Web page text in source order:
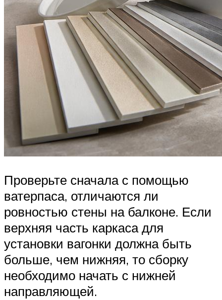
Проверьте сначала с помощью
ватерпаса, отличаются ли
ровностью стены на балконе. Если
верхняя часть каркаса для
установки вагонки должна быть
больше, чем нижняя, то сборку
необходимо начать с нижней
направляющей.